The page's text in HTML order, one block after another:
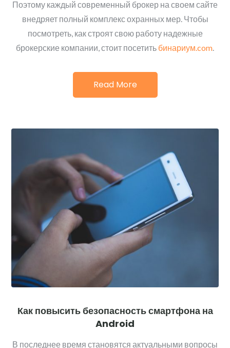
Поэтому каждый современный брокер на своем сайте
внедряет полный комплекс охранных мер. Чтобы
посмотреть, как строят свою работу надежные
брокерские компании, стоит посетить бинариум.com.
Read More
Как повысить безопасность смартфона на
Android
В последнее время становятся актуальными вопросы